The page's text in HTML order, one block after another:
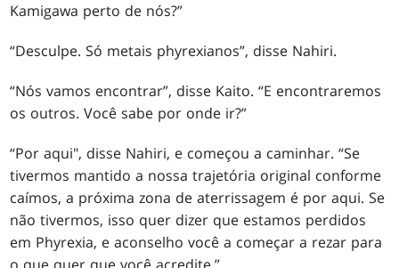
Kamigawa perto de nós?”
“Desculpe. Só metais phyrexianos”, disse Nahiri.
“Nós vamos encontrar”, disse Kaito. “E encontraremos
os outros. Você sabe por onde ir?”
“Por aqui", disse Nahiri, e começou a caminhar. “Se
tivermos mantido a nossa trajetória original conforme
caímos, a próxima zona de aterrissagem é por aqui. Se
não tivermos, isso quer dizer que estamos perdidos
em Phyrexia, e aconselho você a começar a rezar para